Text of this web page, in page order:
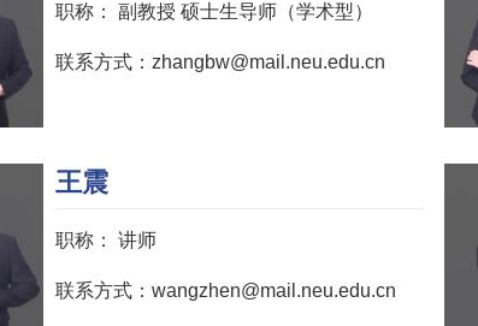
职称： 副教授 硕士生导师（学术型）
联系方式：zhangbw@mail.neu.edu.cn
王震
职称： 讲师
联系方式：wangzhen@mail.neu.edu.cn